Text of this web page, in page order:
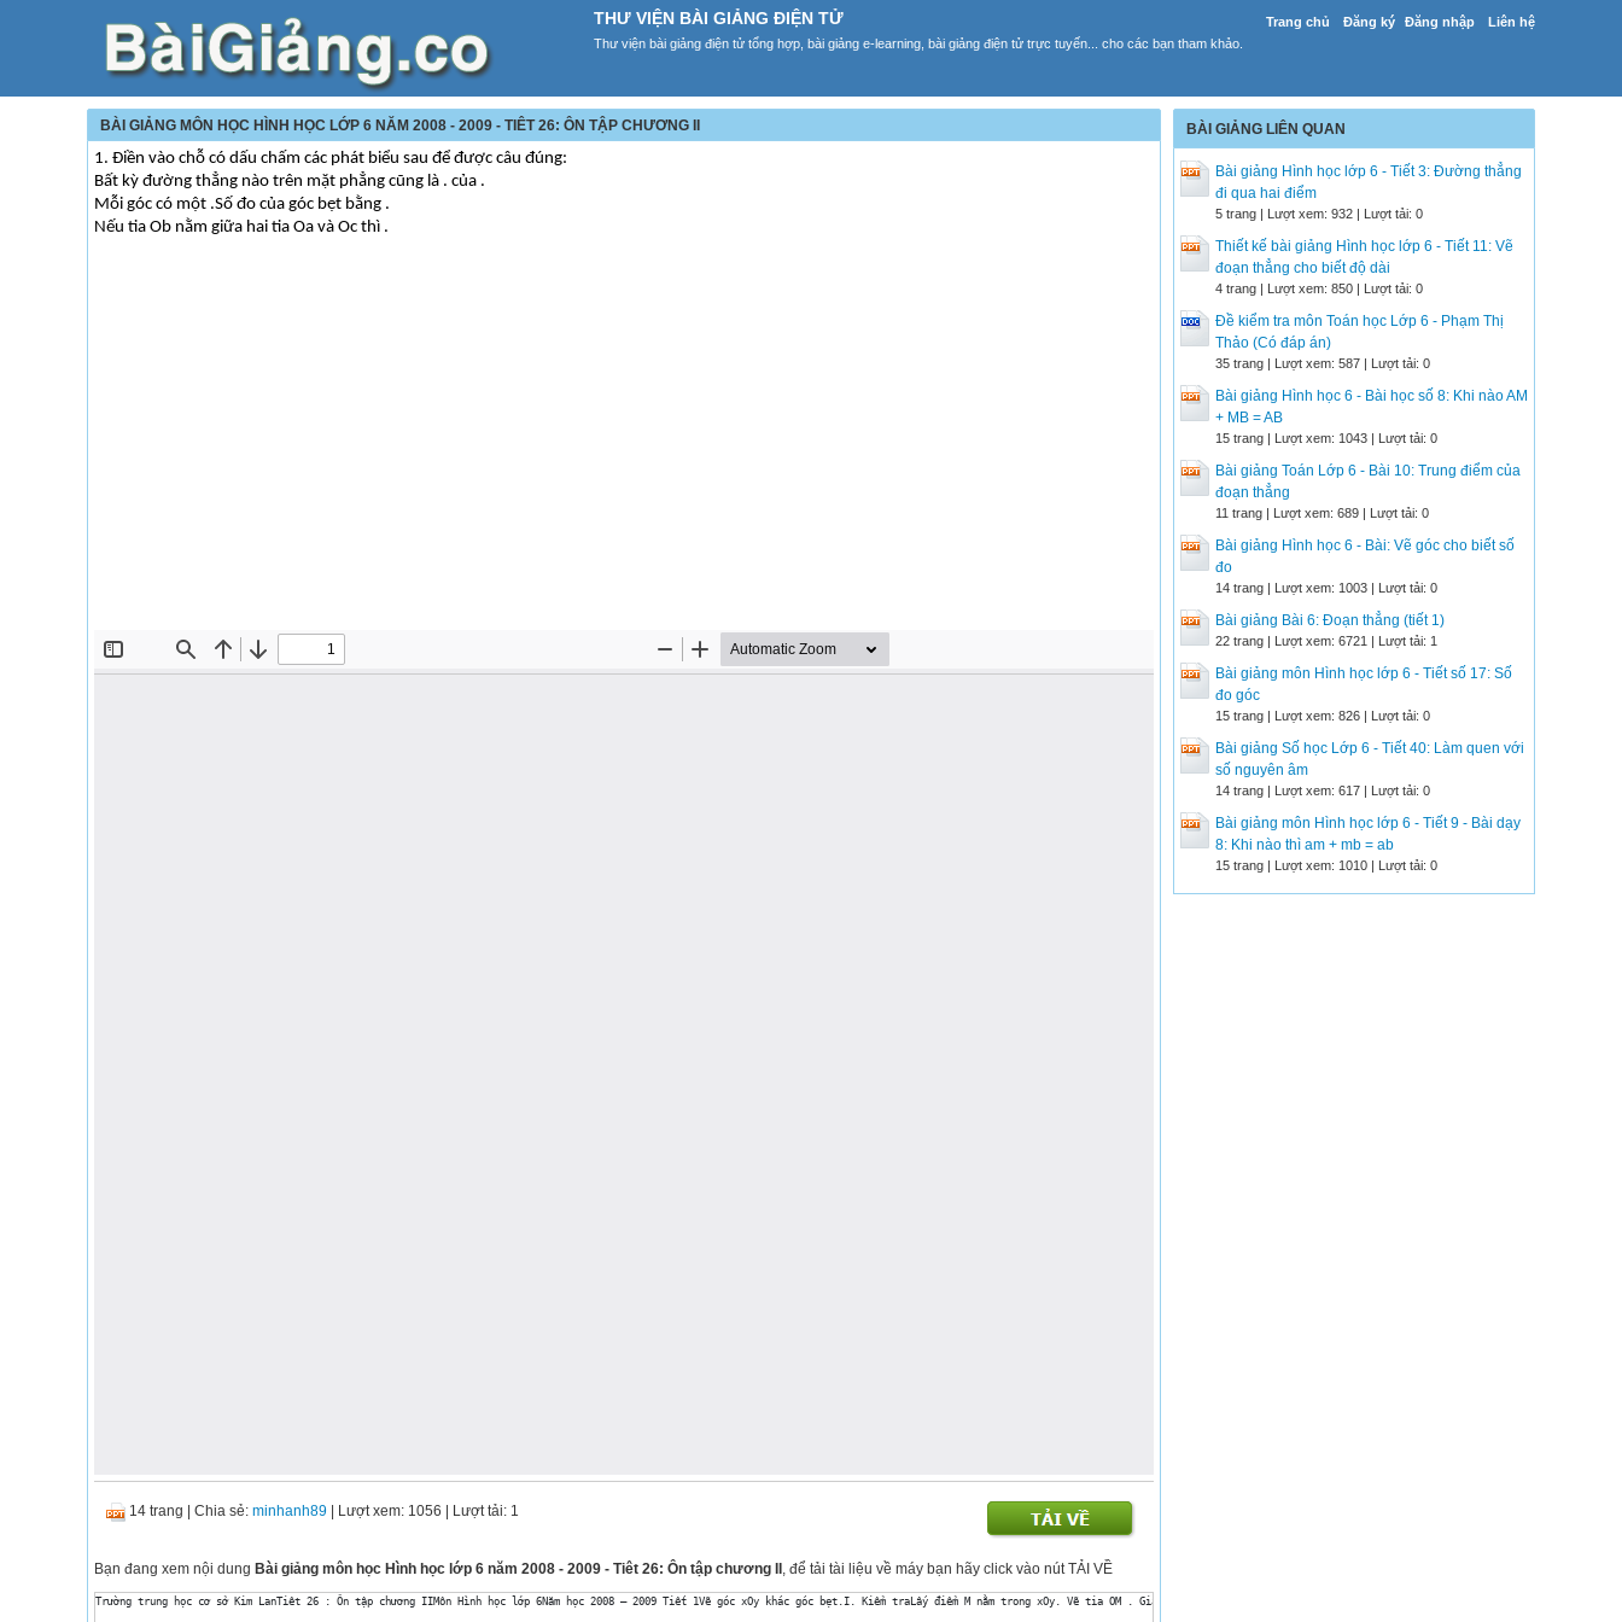
Trang chủ Đăng ký Đăng nhập Liên hệ
THƯ VIỆN BÀI GIẢNG ĐIỆN TỬ
Thư viện bài giảng điện tử tổng hợp, bài giảng e-learning, bài giảng điện tử trực tuyến... cho các bạn tham khảo.
BÀI GIẢNG MÔN HỌC HÌNH HỌC LỚP 6 NĂM 2008 - 2009 - TIÊT 26: ÔN TẬP CHƯƠNG II
1. Điền vào chỗ có dấu chấm các phát biểu sau để được câu đúng:
Bất kỳ đường thẳng nào trên mặt phẳng cũng là . của .
Mỗi góc có một .Số đo của góc bẹt bằng .
Nếu tia Ob nằm giữa hai tia Oa và Oc thì .
14 trang Chia sẻ: minhanh89 | Lượt xem: 1056 | Lượt tải: 1
Bạn đang xem nội dung Bài giảng môn học Hình học lớp 6 năm 2008 - 2009 - Tiêt 26: Ôn tập chương II , để tải tài liệu về máy bạn hãy click vào nút TẢI VỀ
Trường trung học cơ sở Kim LanTiêt 26 : Ôn tập chương IIMôn Hình học lớp 6Năm học 2008 – 2009 Tiết 1Vẽ góc xOy khác góc bẹt.I. Kiểm traLấy điểm M nằm trong xOy. Vẽ tia OM . Giải thích tại sao xOM + MOy = xOy.Góc là một hình gồm hai tia
BÀI GIẢNG LIÊN QUAN
Bài giảng Hình học lớp 6 - Tiết 3: Đường thẳng
đi qua hai điểm
5 trang | Lượt xem: 932 | Lượt tải: 0
Thiết kế bài giảng Hình học lớp 6 - Tiết 11: Vẽ
đoạn thẳng cho biết độ dài
4 trang | Lượt xem: 850 | Lượt tải: 0
Đề kiểm tra môn Toán học Lớp 6 - Phạm Thị
Thảo (Có đáp án)
35 trang | Lượt xem: 587 | Lượt tải: 0
Bài giảng Hình học 6 - Bài học số 8: Khi nào AM
+ MB = AB
15 trang | Lượt xem: 1043 | Lượt tải: 0
Bài giảng Toán Lớp 6 - Bài 10: Trung điểm của
đoạn thẳng
11 trang | Lượt xem: 689 | Lượt tải: 0
Bài giảng Hình học 6 - Bài: Vẽ góc cho biết số
đo
14 trang | Lượt xem: 1003 | Lượt tải: 0
Bài giảng Bài 6: Đoạn thẳng (tiết 1)
22 trang | Lượt xem: 6721 | Lượt tải: 1
Bài giảng môn Hình học lớp 6 - Tiết số 17: Số
đo góc
15 trang | Lượt xem: 826 | Lượt tải: 0
Bài giảng Số học Lớp 6 - Tiết 40: Làm quen với
số nguyên âm
14 trang | Lượt xem: 617 | Lượt tải: 0
Bài giảng môn Hình học lớp 6 - Tiết 9 - Bài dạy
8: Khi nào thì am + mb = ab
15 trang | Lượt xem: 1010 | Lượt tải: 0